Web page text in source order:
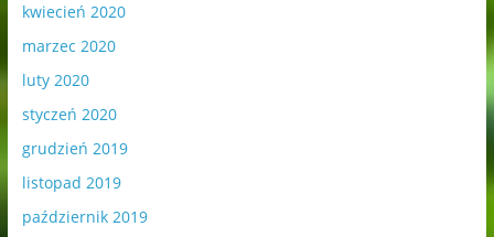
kwiecień 2020
marzec 2020
luty 2020
styczeń 2020
grudzień 2019
listopad 2019
październik 2019